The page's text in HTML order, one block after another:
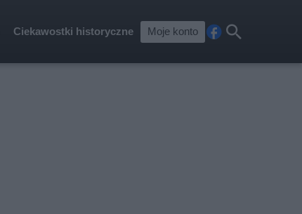
Ciekawostki historyczne Moje konto
cebkaj